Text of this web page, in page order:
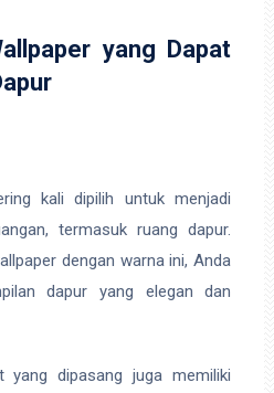
yang Dapat
kali dipilih untuk menjadi
termasuk ruang dapur.
dengan warna ini, Anda
dapur yang elegan dan
yang dipasang juga memiliki